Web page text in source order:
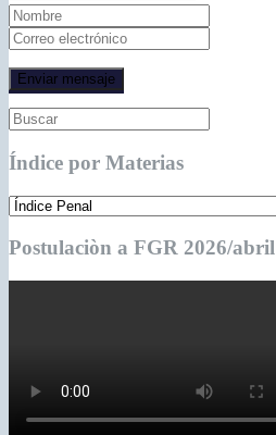
Índice por Materias
Postulaciòn a FGR 2026/abril